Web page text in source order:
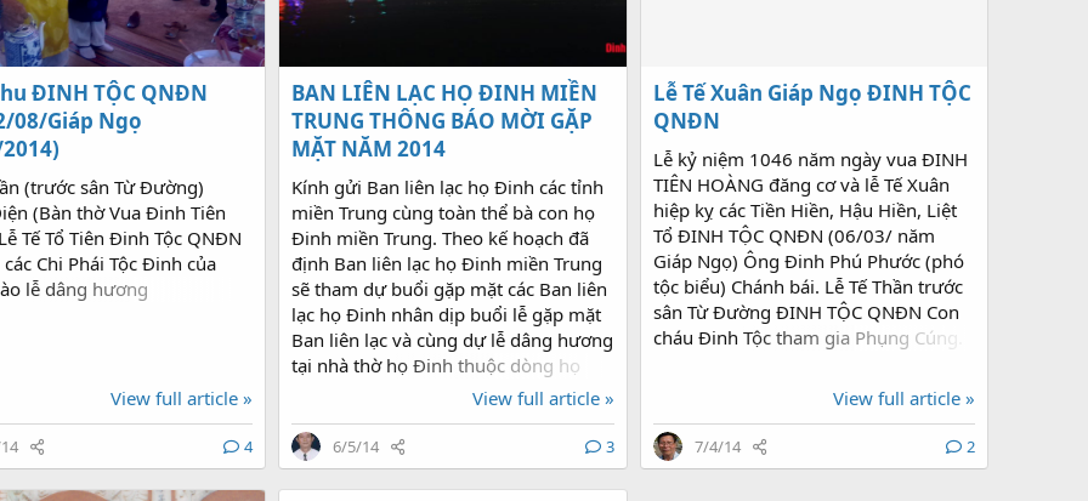
ĐINH TỘC QNĐN
08/Giáp Ngọ
(trước sân Từ Đường)
(Bàn thờ Vua Đinh Tiên
Tế Tổ Tiên Đinh Tộc QNĐN
Chi Phái Tộc Đinh của
lễ dâng hương
View full article »
4
BAN LIÊN LẠC HỌ ĐINH MIỀN
TRUNG THÔNG BÁO MỜI GẶP
MẶT NĂM 2014
Kính gửi Ban liên lạc họ Đinh các tỉnh
miền Trung cùng toàn thể bà con họ
Đinh miền Trung. Theo kế hoạch đã
định Ban liên lạc họ Đinh miền Trung
sẽ tham dự buổi gặp mặt các Ban liên
lạc họ Đinh nhân dịp buổi lễ gặp mặt
Ban liên lạc và cùng dự lễ dâng hương
tại nhà thờ họ Đinh thuộc dòng họ
Đinh tỉnh Quảng Bình, về địa điểm
23/5/2014 Ban liên lạc họ Đinh các
tỉnh tổ chức cuộc gặp trao đổi trước
nội dung, phân công các tham luận và
View full article »
6/5/14 3
Lễ Tế Xuân Giáp Ngọ ĐINH TỘC
QNĐN
Lễ kỷ niệm 1046 năm ngày vua ĐINH
TIÊN HOÀNG đăng cơ và lễ Tế Xuân
hiệp kỵ các Tiền Hiền, Hậu Hiền, Liệt
Tổ ĐINH TỘC QNĐN (06/03/ năm
Giáp Ngọ) Ông Đinh Phú Phước (phó
tộc biểu) Chánh bái. Lễ Tế Thần trước
sân Từ Đường ĐINH TỘC QNĐN Con
cháu Đinh Tộc tham gia Phụng Cúng.
Chi Phái Đinh Tộc của tỉnh thành
Tống Chánh tộc biểu phát biểu. Ông
Đinh Hữu Khanh (phó tộc biểu)
View full article »
7/4/14 2